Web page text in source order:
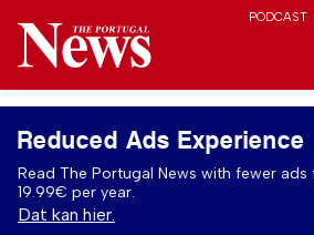
PODCAST
Reduced Ads Experience
Read The Portugal News with fewer
19.99€ per year.
Dat kan hier.